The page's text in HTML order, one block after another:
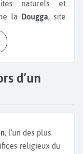
naturels et
la Dougga, site
au monde
ou le
des mirages »,
Nous vous
l’
l’un des plus
acoustique
d’un
, l’un des plus
religieux du